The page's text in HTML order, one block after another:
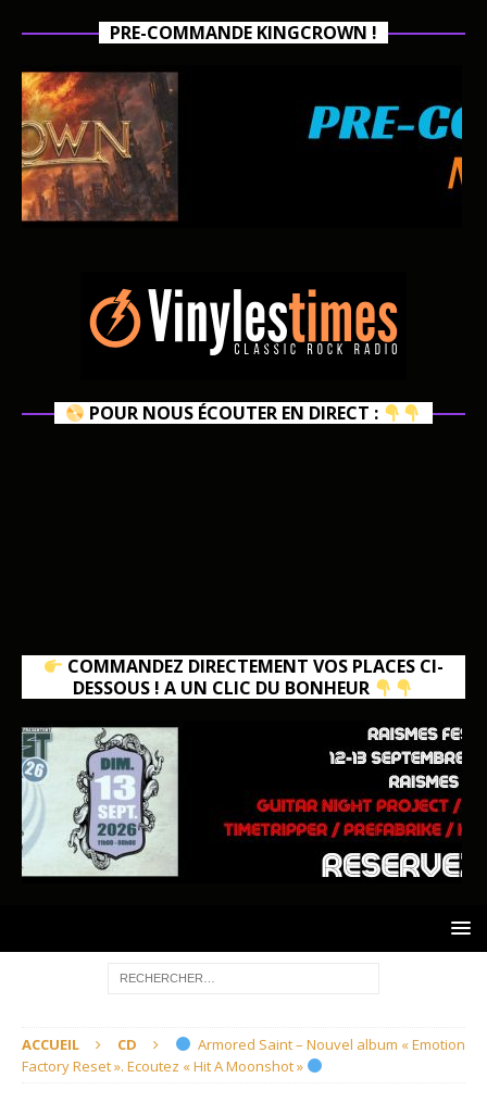
PRE-COMMANDE KINGCROWN !
POUR NOUS ÉCOUTER EN DIRECT :
COMMANDEZ DIRECTEMENT VOS PLACES CI-
DESSOUS ! A UN CLIC DU BONHEUR
ACCUEIL CD
Armored Saint – Nouvel album « Emotion
Factory Reset ». Ecoutez « Hit A Moonshot »